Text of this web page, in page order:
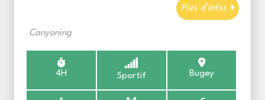
Plus d'infos
Canyoning
4H Sportif Bugey